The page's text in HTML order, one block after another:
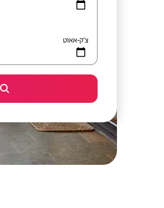
צ'ק-אאוט